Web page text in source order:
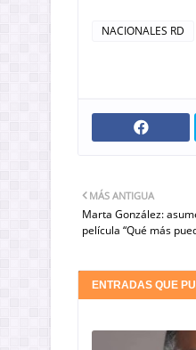
NACIONALES RD
MÁS ANTIGUA
Marta González:
película “Qué más
ENTRADAS QUE